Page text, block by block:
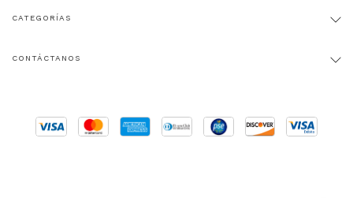
CATEGORÍAS
CONTÁCTANOS